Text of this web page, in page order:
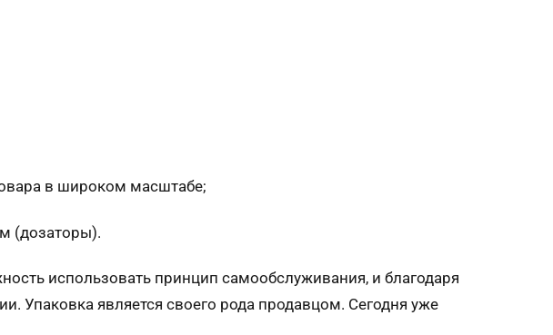
в широком масштабе;
(дозаторы).
использовать принцип самообслуживания, и благодаря
Упаковка является своего рода продавцом. Сегодня уже